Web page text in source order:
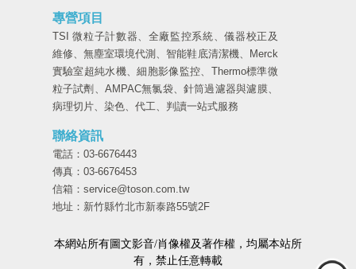
專營項目
TSI 微粒子計數器、全廠監控系統、儀器校正及
維修、無塵室環境代測、智能鞋底清潔機、Merck
實驗室超純水機、細胞影像監控、Thermo標準微
粒子試劑、AMPAC無氯袋、針筒過濾器與濾膜、
病理切片、染色、代工、判讀一站式服務
聯絡資訊
電話：03-6676443
傳真：03-6676453
信箱：service@toson.com.tw
地址：新竹縣竹北市新泰路55號2F
本網站所有圖文影音/肖像權及著作權，均屬本站所
有，禁止任意轉載